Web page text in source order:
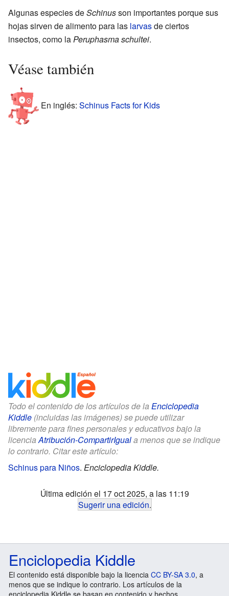
Algunas especies deSchinusson importantes porque sus
hojas sirven de alimento para las larvasde ciertos
insectos, como laPeruphasma schultei.
Véase también
En inglés: Schinus Facts for Kids
Todo el contenido de los artículos de la Enciclopedia
Kiddle (incluidas las imágenes) se puede utilizar
libremente para fines personales y educativos bajo la
licenciaAtribución-CompartirIguala menos que se indique
lo contrario. Citar este artículo:
Schinus para Niños. Enciclopedia Kiddle.
Última edición el 17 oct 2025, a las 11:19
Sugerir una edición.
Enciclopedia Kiddle
El contenido está disponible bajo la licencia CC BY-SA 3.0, a
menos que se indique lo contrario. Los artículos de la